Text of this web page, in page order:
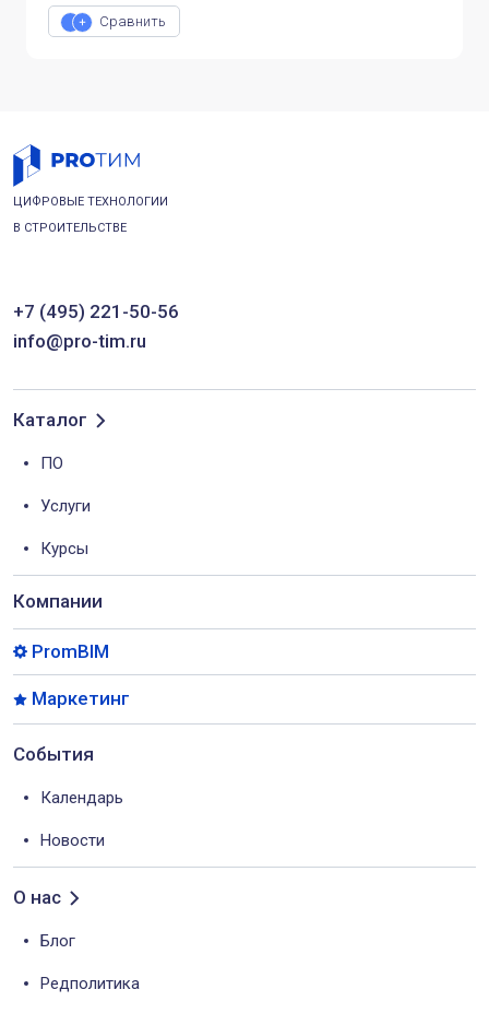
Сравнить
ЦИФРОВЫЕ ТЕХНОЛОГИИ
В СТРОИТЕЛЬСТВЕ
+7 (495) 221-50-56
info@pro-tim.ru
Каталог
ПО
Услуги
Курсы
Компании
PromBIM
Маркетинг
События
Календарь
Новости
О нас
Блог
Редполитика